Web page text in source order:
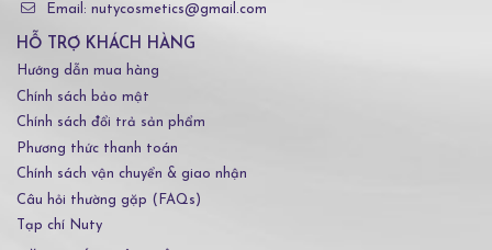
Email: nutycosmetics@gmail.com
HỖ TRỢ KHÁCH HÀNG
Hướng dẫn mua hàng
Chính sách bảo mật
Chính sách đổi trả sản phẩm
Phương thức thanh toán
Chính sách vận chuyển & giao nhận
Câu hỏi thường gặp (FAQs)
Tạp chí Nuty